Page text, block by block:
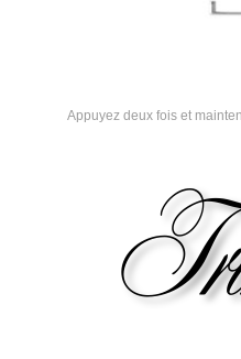
Appuyez deux fois et